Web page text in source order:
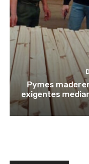
Pymes
exigentes